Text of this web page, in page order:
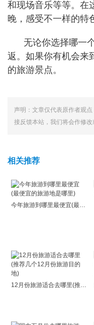
和现场音乐等等。在
晚，感受不一样的特
无论你选择哪一
返。如果你有机会来
的旅游景点。
声明：文章仅代表原作者观
接反馈本站，我们将会作修改
相关推荐
今年旅游到哪里最便宜(最便宜的旅游地是哪里)
12月份旅游适合去哪里(推荐几个12月份旅游目的地)